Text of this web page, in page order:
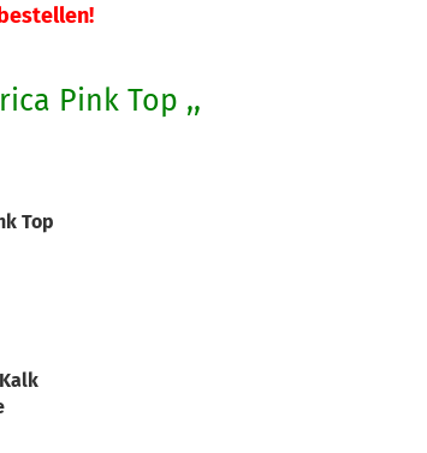
Pink Top ,,
Top